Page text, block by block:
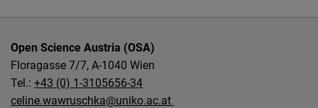
Open Science Austria (OSA)
Floragasse 7/7, A-1040 Wien
Tel.: +43 (0) 1-3105656-34
celine.wawruschka@uniko.ac.at